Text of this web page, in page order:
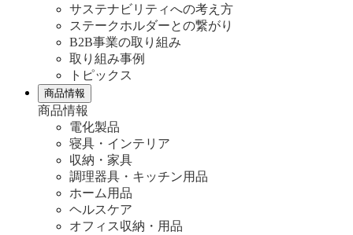
サステナビリティへの考え方
ステークホルダーとの繋がり
B2B事業の取り組み
取り組み事例
トピックス
商品情報
商品情報
電化製品
寝具・インテリア
収納・家具
調理器具・キッチン用品
ホーム用品
ヘルスケア
オフィス収納・用品